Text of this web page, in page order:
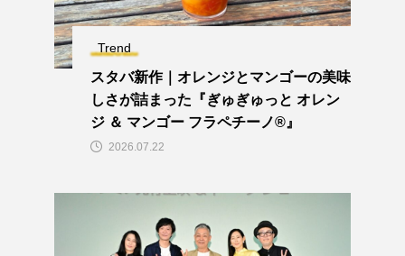
Trend
スタバ新作｜オレンジとマンゴーの美味
しさが詰まった『ぎゅぎゅっと オレン
ジ ＆ マンゴー フラペチーノ®』
2026.07.22